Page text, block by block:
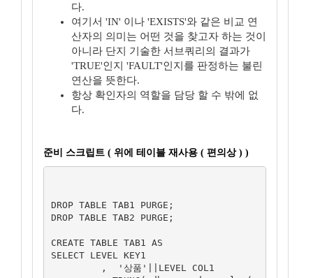
다.
여기서 'IN' 이나 'EXISTS'와 같은 비교 연
산자의 의미는 어떤 것을 찾고자 하는 것이
아니라 단지 기술한 서브쿼리의 결과가
'TRUE'인지 'FAULT'인지를 판정하는 불린
연산을 뜻한다.
항상 확인자의 역할을 담당 할 수 밖에 없
다.
준비 스크립트 ( 위에 테이블 재사용 ( 편의상 ) )
DROP TABLE TAB1 PURGE;
DROP TABLE TAB2 PURGE;
CREATE TABLE TAB1 AS
SELECT LEVEL KEY1